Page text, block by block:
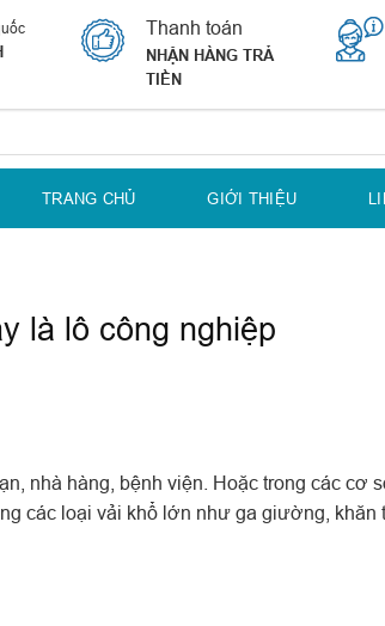
Thanh toán
NHẬN HÀNG TRẢ
TIỀN
TRANG CHỦ GIỚI THIỆU
là lô công nghiệp
nhà hàng, bệnh viện. Hoặc trong các cơ
các loại vải khổ lớn như ga giường, khăn